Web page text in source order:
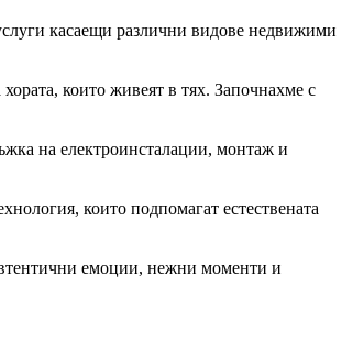
касаещи различни видове недвижими
които живеят в тях. Започнахме с
на електроинсталации, монтаж и
които подпомагат естествената
емоции, нежни моменти и